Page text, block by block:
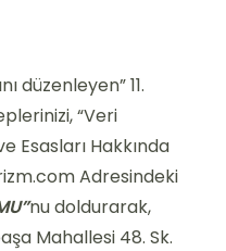
düzenleyen” 11.
“Veri
Esasları Hakkında
Adresindeki
nu doldurarak,
Mahallesi 48. Sk.